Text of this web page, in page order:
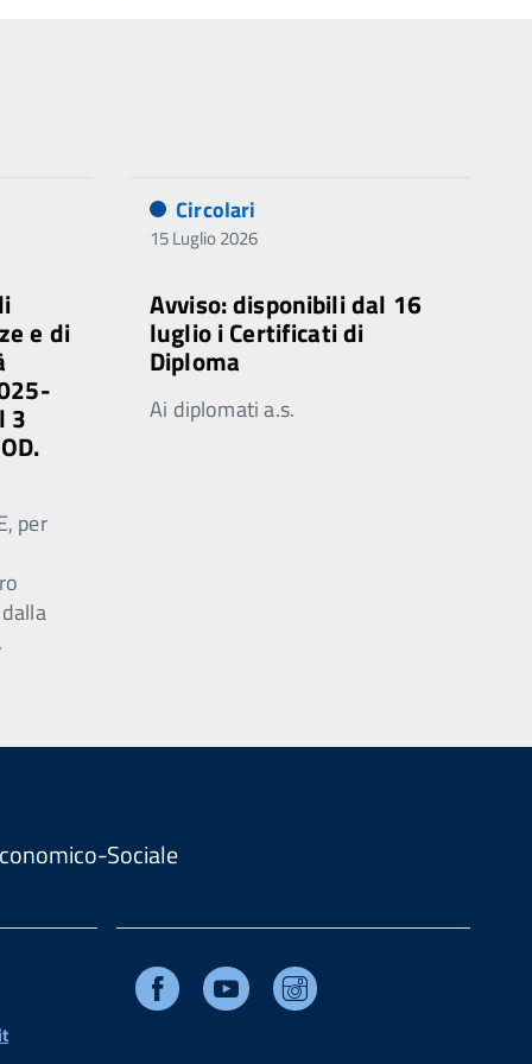
e di
3
per
Circolari
15 Luglio 2026
Avviso: disponibili dal 16
luglio i Certificati di
Diploma
Ai diplomati a.s.
Sociale
Facebook Youtube